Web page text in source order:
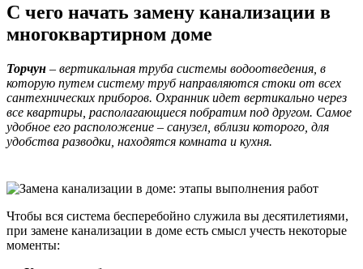
С чего начать замену канализации в
многоквартирном доме
Торчун – вертикальная труба системы водоотведения, в
которую путем систему труб направляются стоки от всех
сантехнических приборов. Охранник идет вертикально через
все квартиры, располагающиеся побратим под другом. Самое
удобное его расположение – санузел, вблизи которого, для
удобства разводки, находятся комната и кухня.
Чтобы вся система бесперебойно служила вы десятилетиями,
при замене канализации в доме есть смысл учесть некоторые
моменты: